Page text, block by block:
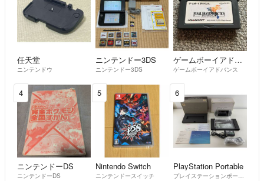
任天堂
ニンテンドウ
ニンテンドー3DS
ニンテンドー3DS
ゲームボーイアドバンス
ゲームボーイアドバンス
4
ニンテンドーDS
ニンテンドーDS
5
Nintendo Switch
ニンテンドースイッチ
6
PlayStation Portable
プレイステーションポータブル